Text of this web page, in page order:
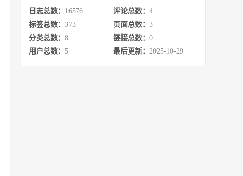
日志总数： 16576 评论总数： 4
标签总数： 373 页面总数： 3
分类总数： 8 链接总数： 0
用户总数： 5 最后更新： 2025-10-29